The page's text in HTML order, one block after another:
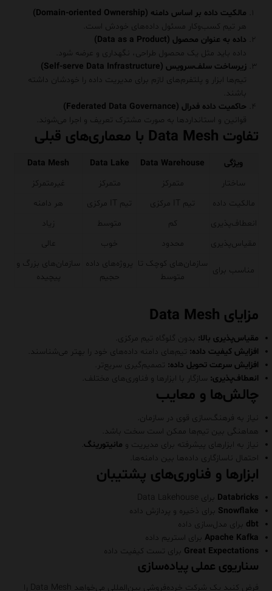
مالکیت داده بر اساس دامنه (Domain-oriented Ownership)
هر تیم کسب‌وکار مسئول داده‌های خودش است.
داده به عنوان محصول (Data as a Product)
داده باید مثل یک محصول طراحی، نگهداری و عرضه شود.
زیرساخت سلف‌سرویس (Self-serve Data Infrastructure)
تیم‌ها ابزار و پلتفرم‌های لازم برای مدیریت داده را خودشان داشته
باشند.
حاکمیت داده فدرال (FederatedData Governance
)
قوانین و استانداردها به صورت مشترک تعریف و اجرا می‌شوند.
تفاوت Data Mesh با معماری‌های قبلی
ویژگی Data Warehouse
Data Lake
Data Mesh
ساختار
متمرکز متمرکز
غیرمتمرکز
مالکیت داده
تیم IT مرکزی تیم IT مرکزی
هر دامنه
انعطاف‌پذیری
کم متوسط
زیاد
مقیاس‌پذیری
محدود خوب عالی
مناسب برای
سازمان‌های کوچک تا
متوسط
پروژه‌های داده
حجیم
سازمان‌های بزرگ و
پیچیده
مزایای Data Mesh
مقیاس‌پذیری بالا: بدون گلوگاه تیم مرکزی.
افزایش کیفیت داده: تیم‌های دامنه داده‌های خود را بهتر می‌شناسند.
افزایش سرعت تحویل داده: تصمیم‌گیری سریع‌تر.
انعطاف‌پذیری: سازگار با ابزارها و فناوری‌های مختلف.
چالش‌ها و معایب
نیاز به فرهنگ‌سازی قوی در سازمان.
هماهنگی بین تیم‌ها ممکن است سخت باشد.
نیاز به ابزارهای پیشرفته برای مدیریت و مانیتورینگ
احتمال ناسازگاری داده‌ها بین دامنه‌ها.
ابزارها و فناوری‌های پشتیبان
Databricks برای Data Lakehouse
Snowflake برای ذخیره و پردازش داده
dbt برای مدل‌سازی داده
Apache Kafka برای استریم داده
Great Expectations برای تست کیفیت داده
سناریوی عملی پیاده‌سازی
فرض کنید یک شرکت خرده‌فروشی بین‌المللی می‌خواهد Data Mesh را